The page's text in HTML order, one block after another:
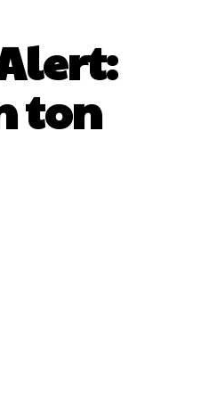
ton